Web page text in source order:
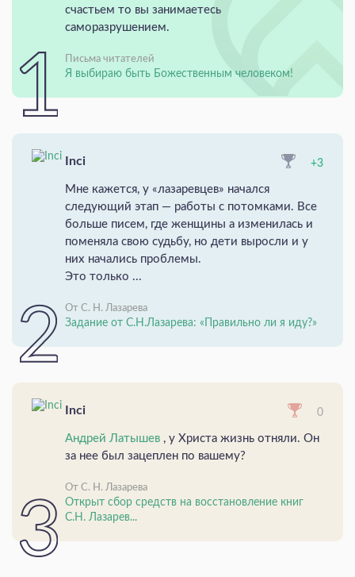
счастьем то вы занимаетесь
саморазрушением.
Письма читателей
Я выбираю быть Божественным человеком!
Inci +3
Мне кажется, у «лазаревцев» начался
следующий этап — работы с потомками. Все
больше писем, где женщины а изменилась и
поменяла свою судьбу, но дети выросли и у
них начались проблемы.
Это только ...
От С. Н. Лазарева
Задание от С.Н.Лазарева: «Правильно ли я иду?»
Inci 0
Андрей Латышев , у Христа жизнь отняли. Он
за нее был зацеплен по вашему?
От С. Н. Лазарева
Открыт сбор средств на восстановление книг
С.Н. Лазарев...